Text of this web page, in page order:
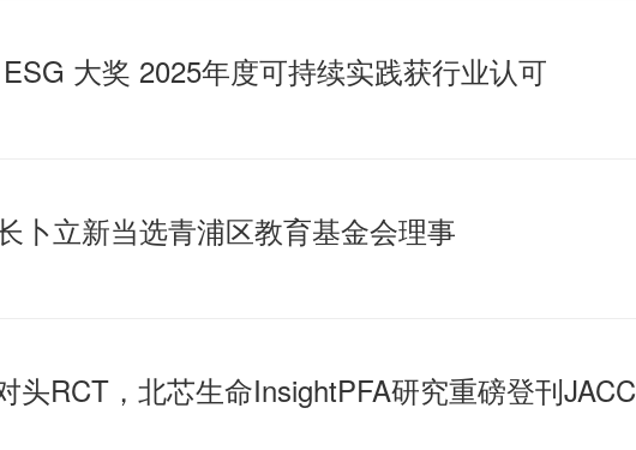
大奖 2025年度可持续实践获行业认可
卜立新当选青浦区教育基金会理事
头RCT，北芯生命InsightPFA研究重磅登刊JACC